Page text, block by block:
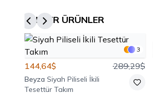
BENZER ÜRÜNLER
3
144,64$ 289,29$
Beyza Siyah Piliseli İkili
Tesettür Takım